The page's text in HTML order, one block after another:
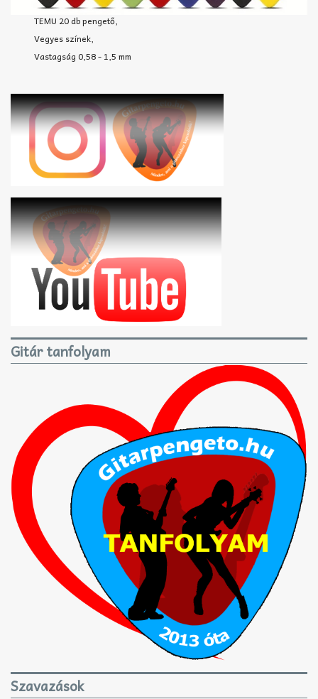
TEMU 20 db pengető,
Vegyes színek,
Vastagság 0,58 - 1,5 mm
Gitár tanfolyam
Szavazások